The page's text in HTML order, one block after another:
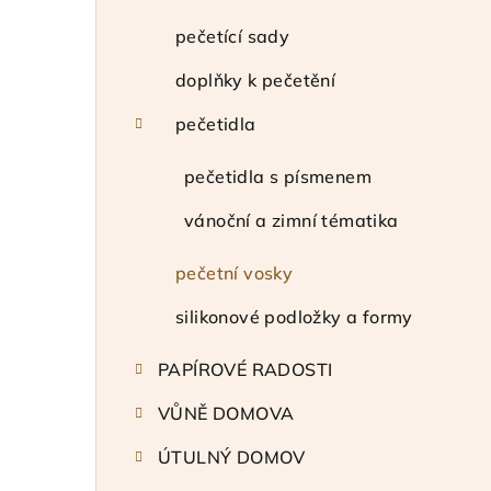
pečetící sady
doplňky k pečetění
pečetidla
pečetidla s písmenem
vánoční a zimní tématika
pečetní vosky
silikonové podložky a formy
PAPÍROVÉ RADOSTI
VŮNĚ DOMOVA
ÚTULNÝ DOMOV